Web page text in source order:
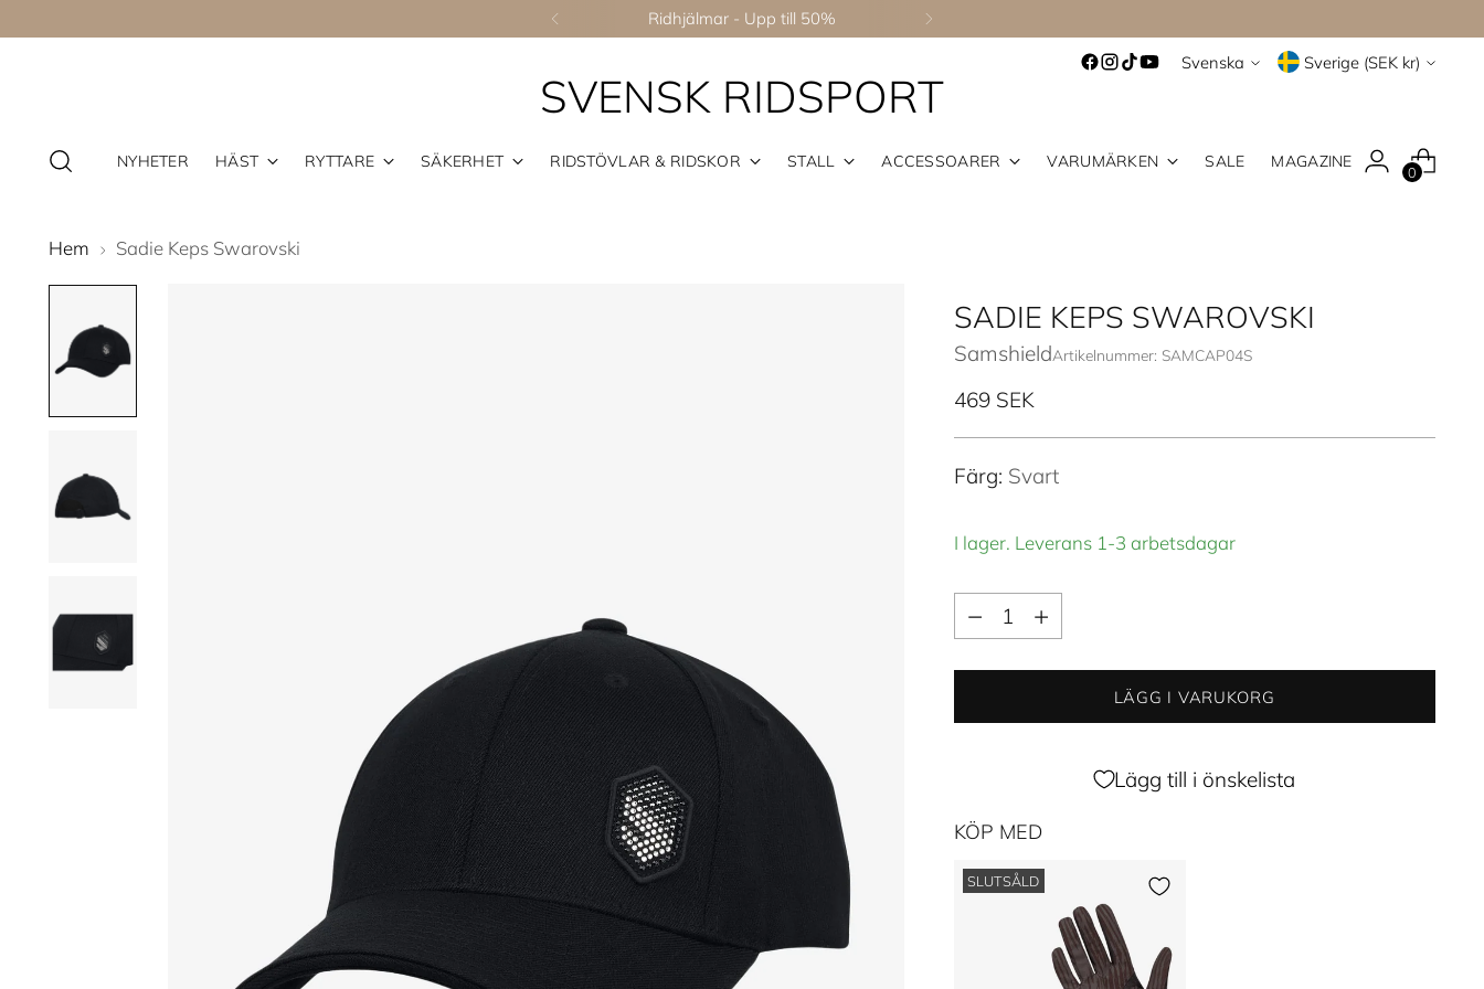
Ridhjälmar - Upp till 50%
Språk
Svenska Valuta Sverige (SEK kr)
SVENSK RIDSPORT
NYHETER HÄST RYTTARE SÄKERHET RIDSTÖVLAR & RIDSKOR STALL ACCESSOARER VARUMÄRKEN SALE MAGAZINE
0
Hem Sadie Keps Swarovski
SADIE KEPS SWAROVSKI
SamshieldArtikelnummer: SAMCAP04S
Ordinarie
469 SEK
Färg: Svart
I lager. Leverans 1-3 arbetsdagar
Kvantitet
Kvantitet
LÄGG I VARUKORG
Lägg till i önskelista
KÖP MED
SLUTSÅLD